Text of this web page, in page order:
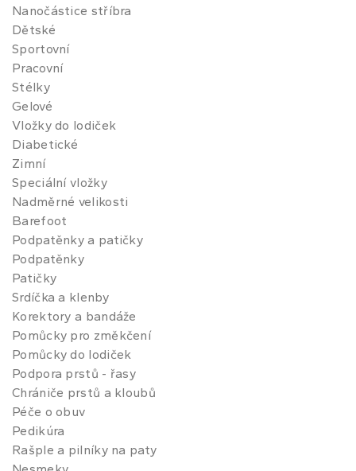
Nanočástice stříbra
Dětské
Sportovní
Pracovní
Stélky
Gelové
Vložky do lodiček
Diabetické
Zimní
Speciální vložky
Nadměrné velikosti
Barefoot
Podpatěnky a patičky
Podpatěnky
Patičky
Srdíčka a klenby
Korektory a bandáže
Pomůcky pro změkčení
Pomůcky do lodiček
Podpora prstů - řasy
Chrániče prstů a kloubů
Péče o obuv
Pedikúra
Rašple a pilníky na paty